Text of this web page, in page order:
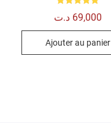
Note
5.00
69,000 د.ت
Ajouter au panier